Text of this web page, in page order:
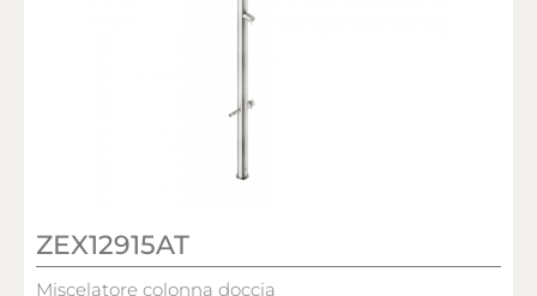
ZEX12915AT
Miscelatore colonna doccia